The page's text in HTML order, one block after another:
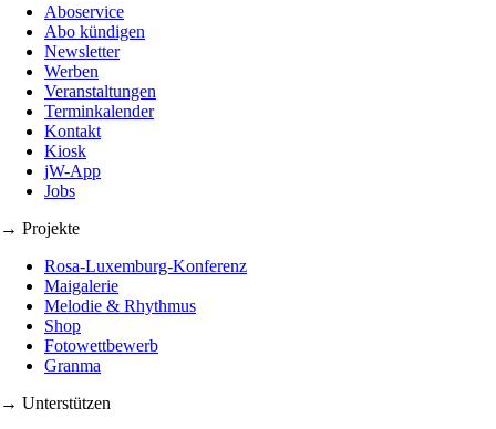
Aboservice
Abo kündigen
Newsletter
Werben
Veranstaltungen
Terminkalender
Kontakt
Kiosk
jW-App
Jobs
→ Projekte
Rosa-Luxemburg-Konferenz
Maigalerie
Melodie & Rhythmus
Shop
Fotowettbewerb
Granma
→ Unterstützen